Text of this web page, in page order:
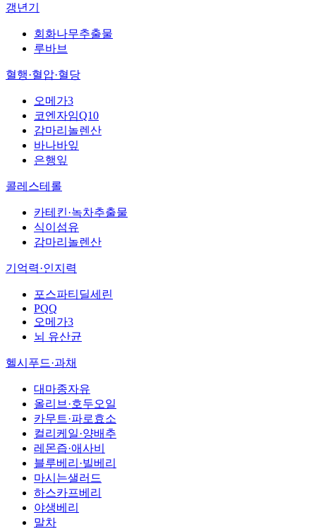
갱년기
회화나무추출물
루바브
혈행·혈압·혈당
오메가3
코엔자임Q10
감마리놀렌산
바나바잎
은행잎
콜레스테롤
카테킨·녹차추출물
식이섬유
감마리놀렌산
기억력·인지력
포스파티딜세린
PQQ
오메가3
뇌 유산균
헬시푸드·과채
대마종자유
올리브·호두오일
카무트·파로효소
컬리케일·양배추
레몬즙·애사비
블루베리·빌베리
마시는샐러드
하스카프베리
야생베리
말차